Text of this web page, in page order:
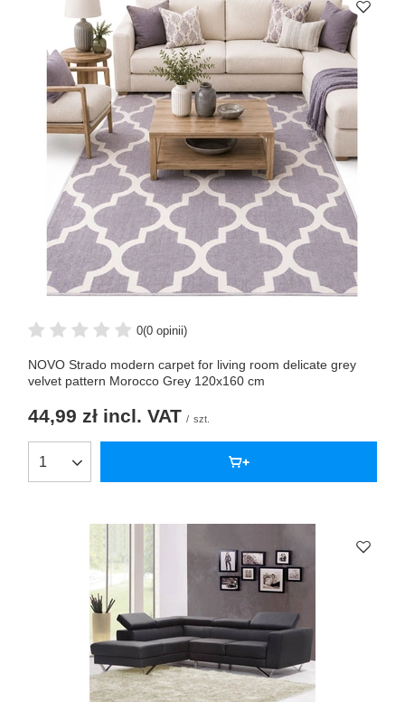
0(0 opinii)
NOVO Strado modern carpet for living room delicate grey
velvet pattern Morocco Grey 120x160 cm
44,99 zł incl. VAT / szt.